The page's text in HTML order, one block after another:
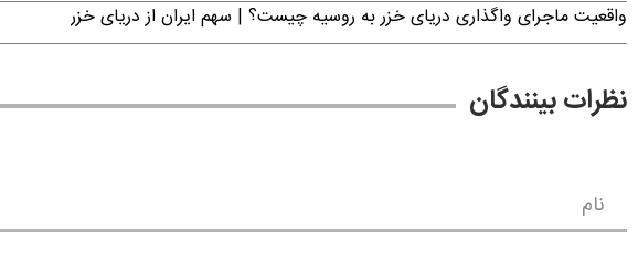
واقعیت ماجرای واگذاری دریای خزر به روسیه چیست؟ | سهم ایران از دریای خزر
نظرات بینندگان
نام